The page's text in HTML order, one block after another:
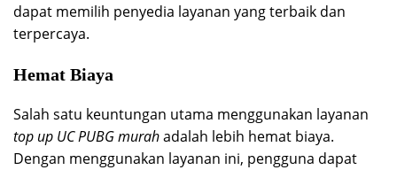
dapat memilih penyedia layanan yang terbaik dan
terpercaya.
Hemat Biaya
Salah satu keuntungan utama menggunakan layanan
top up UC PUBG murahadalah lebih hemat biaya.
Dengan menggunakan layanan ini, pengguna dapat